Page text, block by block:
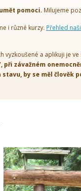
pomoci. Milujeme
i různé kurzy. Přehled
vyzkoušené a aplikuji je
při závažném
by se měl člověk